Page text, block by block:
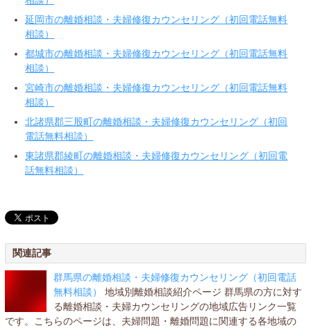
延岡市の離婚相談・夫婦修復カウンセリング（初回電話無料
相談）
都城市の離婚相談・夫婦修復カウンセリング（初回電話無料
相談）
宮崎市の離婚相談・夫婦修復カウンセリング（初回電話無料
相談）
北諸県郡三股町の離婚相談・夫婦修復カウンセリング（初回
電話無料相談）
東諸県郡綾町の離婚相談・夫婦修復カウンセリング（初回電
話無料相談）
関連記事
群馬県の離婚相談・夫婦修復カウンセリング（初回電話
無料相談）
地域別離婚相談紹介ページ 群馬県の方に対す
る離婚相談・夫婦カウンセリングの地域広告リンク一覧
です。こちらのページは、夫婦問題・離婚問題に関連する各地域の